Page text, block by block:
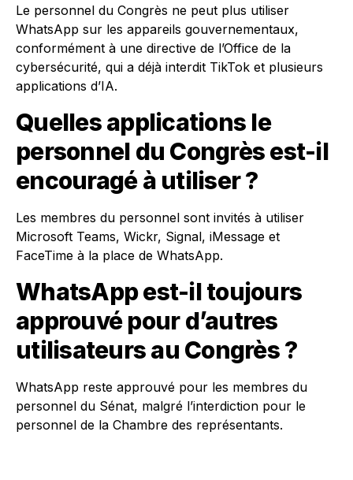
Le personnel du Congrès ne peut plus utiliser
WhatsApp sur les appareils gouvernementaux,
conformément à une directive de l’Office de la
cybersécurité, qui a déjà interdit TikTok et plusieurs
applications d’IA.
Quelles applications le
personnel du Congrès est-il
encouragé à utiliser ?
Les membres du personnel sont invités à utiliser
Microsoft Teams, Wickr, Signal, iMessage et
FaceTime à la place de WhatsApp.
WhatsApp est-il toujours
approuvé pour d’autres
utilisateurs au Congrès ?
WhatsApp reste approuvé pour les membres du
personnel du Sénat, malgré l’interdiction pour le
personnel de la Chambre des représentants.